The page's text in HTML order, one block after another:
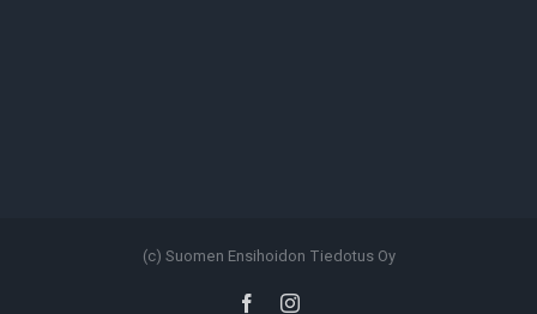
(c) Suomen Ensihoidon Tiedotus Oy
FacebookInstagram